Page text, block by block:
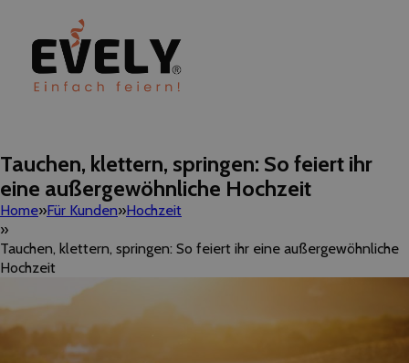
Tauchen, klettern, springen: So feiert ihr
eine außergewöhnliche Hochzeit
Home Für Kunden Hochzeit
Tauchen, klettern, springen: So feiert ihr eine außergewöhnliche
Hochzeit